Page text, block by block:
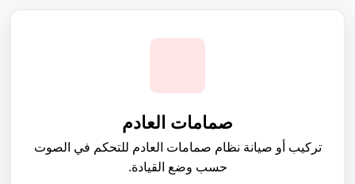
صمامات العادم
تركيب أو صيانة نظام صمامات العادم للتحكم في الصوت
حسب وضع القيادة.